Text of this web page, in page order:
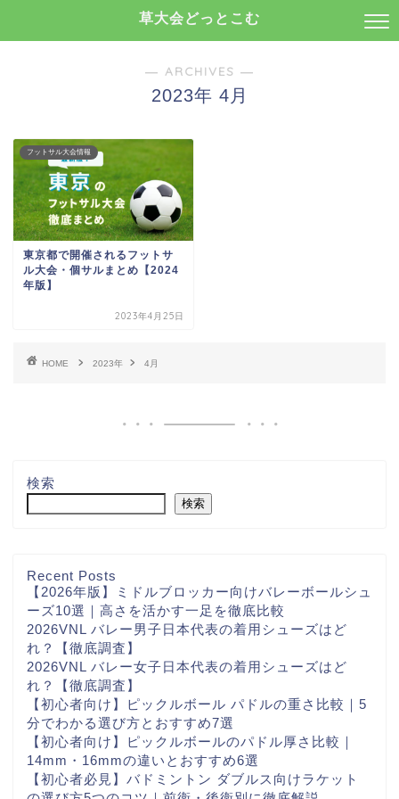
草大会どっとこむ
― ARCHIVES ―
2023年 4月
フットサル大会情報
東京都で開催されるフットサ
ル大会・個サルまとめ【2024
年版】
2023年4月25日
HOME 2023年 4月
検索
検索
Recent Posts
【2026年版】ミドルブロッカー向けバレーボールシュ
ーズ10選｜高さを活かす一足を徹底比較
2026VNL バレー男子日本代表の着用シューズはど
れ？【徹底調査】
2026VNL バレー女子日本代表の着用シューズはど
れ？【徹底調査】
【初心者向け】ピックルボール パドルの重さ比較｜5
分でわかる選び方とおすすめ7選
【初心者向け】ピックルボールのパドル厚さ比較｜
14mm・16mmの違いとおすすめ6選
【初心者必見】バドミントン ダブルス向けラケット